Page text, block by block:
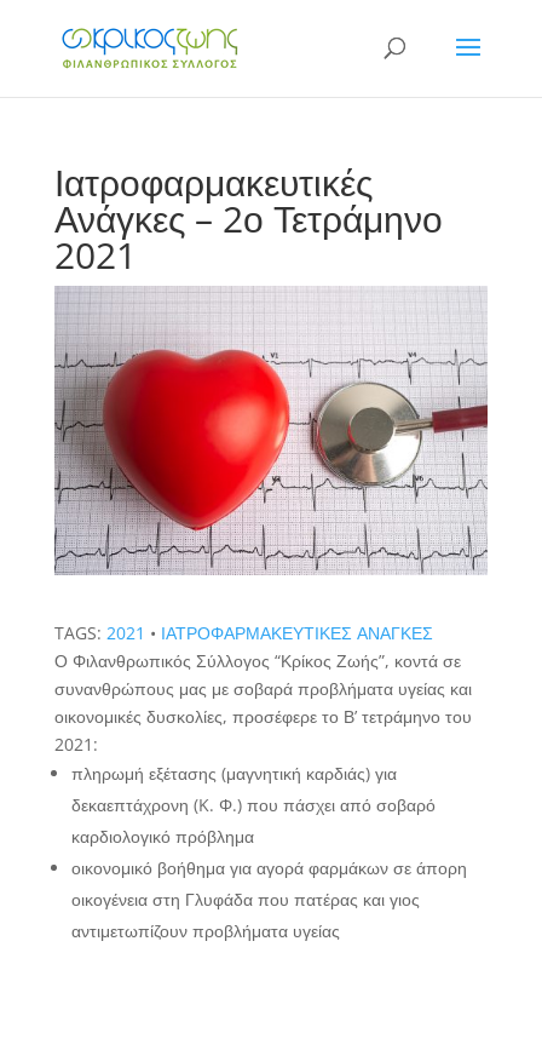
Ιατροφαρμακευτικές
Ανάγκες – 2ο Τετράμηνο
2021
TAGS: 2021 • ΙΑΤΡΟΦΑΡΜΑΚΕΥΤΙΚΕΣ ΑΝΑΓΚΕΣ
Ο Φιλανθρωπικός Σύλλογος “Κρίκος Ζωής”, κοντά σε
συνανθρώπους μας με σοβαρά προβλήματα υγείας και
οικονομικές δυσκολίες, προσέφερε το Β’ τετράμηνο του
2021:
πληρωμή εξέτασης (μαγνητική καρδιάς) για
δεκαεπτάχρονη (K. Φ.) που πάσχει από σοβαρό
καρδιολογικό πρόβλημα
οικονομικό βοήθημα για αγορά φαρμάκων σε άπορη
οικογένεια στη Γλυφάδα που πατέρας και γιος
αντιμετωπίζουν προβλήματα υγείας